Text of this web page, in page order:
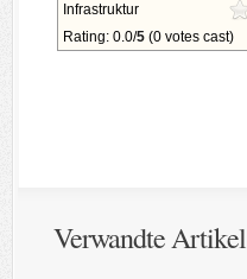
Infrastruktur
Rating: 0.0/5 (0 votes cast)
Verwandte Artikel